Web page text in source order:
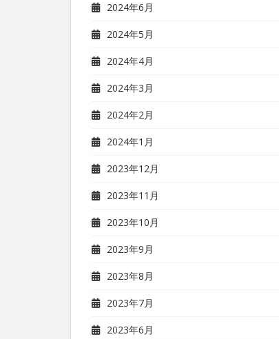
2024年6月
2024年5月
2024年4月
2024年3月
2024年2月
2024年1月
2023年12月
2023年11月
2023年10月
2023年9月
2023年8月
2023年7月
2023年6月